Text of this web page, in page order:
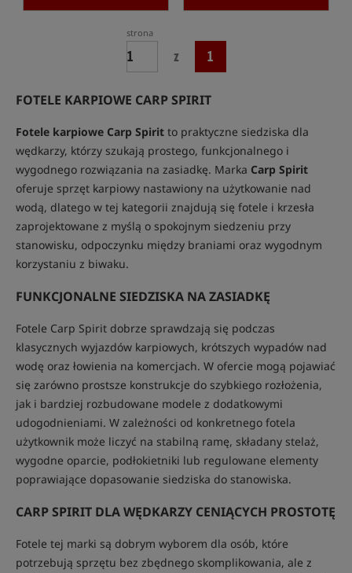
strona
z 1
FOTELE KARPIOWE CARP SPIRIT
Fotele karpiowe Carp Spirit to praktyczne siedziska dla
wędkarzy, którzy szukają prostego, funkcjonalnego i
wygodnego rozwiązania na zasiadkę. Marka Carp Spirit
oferuje sprzęt karpiowy nastawiony na użytkowanie nad
wodą, dlatego w tej kategorii znajdują się fotele i krzesła
zaprojektowane z myślą o spokojnym siedzeniu przy
stanowisku, odpoczynku między braniami oraz wygodnym
korzystaniu z biwaku.
FUNKCJONALNE SIEDZISKA NA ZASIADKĘ
Fotele Carp Spirit dobrze sprawdzają się podczas
klasycznych wyjazdów karpiowych, krótszych wypadów nad
wodę oraz łowienia na komercjach. W ofercie mogą pojawiać
się zarówno prostsze konstrukcje do szybkiego rozłożenia,
jak i bardziej rozbudowane modele z dodatkowymi
udogodnieniami. W zależności od konkretnego fotela
użytkownik może liczyć na stabilną ramę, składany stelaż,
wygodne oparcie, podłokietniki lub regulowane elementy
poprawiające dopasowanie siedziska do stanowiska.
CARP SPIRIT DLA WĘDKARZY CENIĄCYCH PROSTOTĘ
Fotele tej marki są dobrym wyborem dla osób, które
potrzebują sprzętu bez zbędnego skomplikowania, ale z